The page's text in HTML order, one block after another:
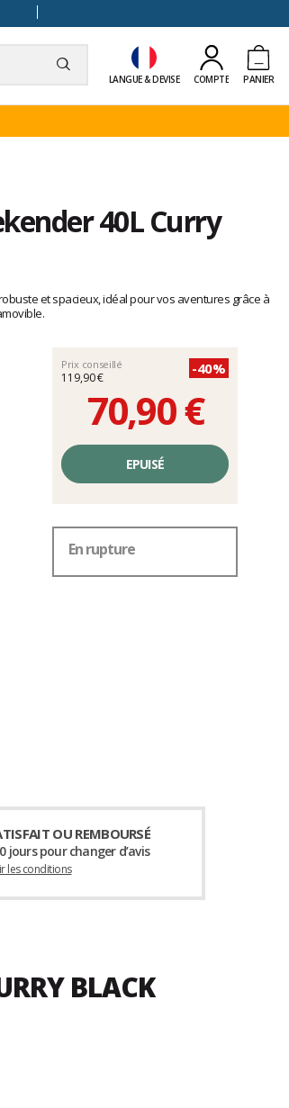
LANGUE & DEVISE COMPTE PANIER
40L Curry
et spacieux, idéal pour vos aventures grâce à
Prix conseillé
119,90 €
-40%
70,90 €
Prix
unitaire,
hors
frais
EPUISÉ
En rupture
OU REMBOURSÉ
jours pour changer d’avis
les conditions
BLACK